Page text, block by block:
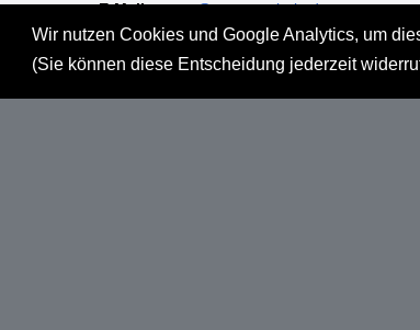
Wir nutzen Cookies und Google Analytics, um
(Sie können diese Entscheidung jederzeit
E-Mail:
mgm@muenzgalerie.de
Mo-Fr:
9:00 - 18:00 Uhr